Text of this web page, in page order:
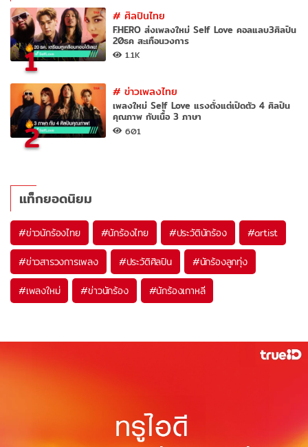
1
#ศิลปินไทย
F.HERO ส่งเพลงใหม่ Self Love คอลแลบ3ศิลปิน
20ธค สะเทือนวงการ
1.1K
2
#ข่าวเพลงไทย
เพลงใหม่ Self Love แรงตั้งแต่เปิดตัว 4 ศิลปิน
คุณภาพ กับเนื้อ 3 ภาษา
601
แท็กยอดนิยม
#ข่าวนักร้องไทย #นักร้องไทย #ประวัตินักร้อง #artist
#ข่าวสารวงการเพลง #ประวัติศิลปิน #นักร้องลูกทุ่ง
#เพลงใหม่ #ข่าวนักร้อง #นักร้องเกาหลี